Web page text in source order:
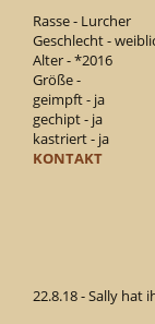
Rasse - Lurcher
Geschlecht -
Alter - *2016
Größe -
geimpft - ja
gechipt - ja
kastriert - ja
KONTAKT
22.8.18 - Sally hat